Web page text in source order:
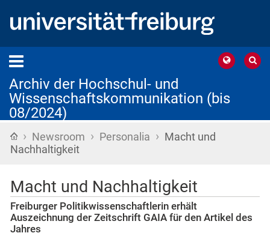
Archiv der Hochschul- und
Wissenschaftskommunikation (bis
08/2024)
Startseite
› Newsroom › Personalia › Macht und
Nachhaltigkeit
Macht und Nachhaltigkeit
Freiburger Politikwissenschaftlerin erhält
Auszeichnung der Zeitschrift GAIA für den Artikel des
Jahres